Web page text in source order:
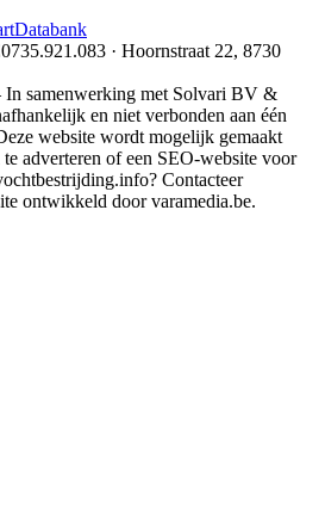
Databank
· Hoornstraat 22, 8730
samenwerking met Solvari BV &
en niet verbonden aan één
website wordt mogelijk gemaakt
adverteren of een SEO-website voor
Contacteer
ontwikkeld door varamedia.be.